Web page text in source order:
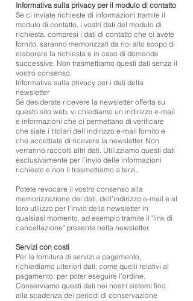
Informativa sulla privacy per il modulo di contatto
Se ci inviate richieste di informazioni tramite il
modulo di contatto, i vostri dati del modulo di
richiesta, compresi i dati di contatto che ci avete
fornito, saranno memorizzati da noi allo scopo di
elaborare la richiesta e in caso di domande
successive. Non trasmettiamo questi dati senza il
vostro consenso.
Informativa sulla privacy per i dati della
newsletter
Se desiderate ricevere la newsletter offerta su
questo sito web, vi chiediamo un indirizzo e-mail
e informazioni che ci permettano di verificare
che siate i titolari dell'indirizzo e-mail fornito e
che accettiate di ricevere la newsletter. Non
verranno raccolti altri dati. Utilizziamo questi dati
esclusivamente per l'invio delle informazioni
richieste e non li trasmettiamo a terzi.
Potete revocare il vostro consenso alla
memorizzazione dei dati, dell'indirizzo e-mail e al
loro utilizzo per l'invio della newsletter in
qualsiasi momento, ad esempio tramite il "link di
cancellazione" presente nella newsletter.
Servizi con costi
Per la fornitura di servizi a pagamento,
richiediamo ulteriori dati, come quelli relativi al
pagamento, per poter eseguire l'ordine.
Conserviamo questi dati nei nostri sistemi fino
alla scadenza dei periodi di conservazione